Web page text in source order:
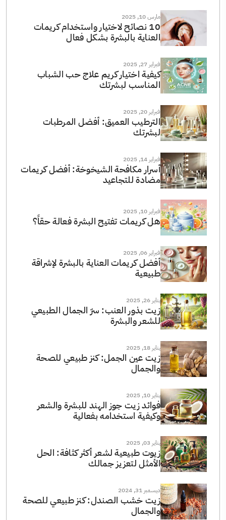
مارس 10, 2025
10 نصائح لاختيار واستخدام كريمات
العناية بالبشرة بشكل فعال
فبراير 27, 2025
كيفية اختيار كريم علاج حب الشباب
المناسب لبشرتك
فبراير 20, 2025
الترطيب العميق: أفضل المرطبات
لبشرتك
فبراير 14, 2025
أسرار مكافحة الشيخوخة: أفضل كريمات
مضادة للتجاعيد
فبراير 10, 2025
هل كريمات تفتيح البشرة فعالة حقاً؟
فبراير 06, 2025
أفضل كريمات العناية بالبشرة لإشراقة
طبيعية
يناير 26, 2025
زيت بذور العنب: سرّ الجمال الطبيعي
للشعر والبشرة
يناير 18, 2025
زيت عين الجمل: كنز طبيعي للصحة
والجمال
يناير 10, 2025
فوائد زيت جوز الهند للبشرة والشعر
وكيفية استخدامه بفعالية
يناير 03, 2025
زيوت طبيعية لشعر أكثر كثافة: الحل
الأمثل لتعزيز جمالك
ديسمبر 31, 2024
زيت خشب الصندل: كنز طبيعي للصحة
والجمال